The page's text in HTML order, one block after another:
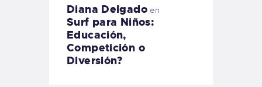
Diana Delgadoen
Surf para Niños:
Educación,
Competición o
Diversión?